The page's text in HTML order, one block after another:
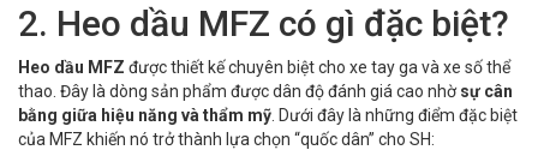
2. Heo dầu MFZ có gì đặc biệt?
Heo dầu MFZ được thiết kế chuyên biệt cho xe tay ga và xe số thể
thao. Đây là dòng sản phẩm được dân độ đánh giá cao nhờsự cân
bằng giữa hiệu năng và thẩm mỹ . Dưới đây là những điểm đặc biệt
của MFZ khiến nó trở thành lựa chọn “quốc dân” cho SH: